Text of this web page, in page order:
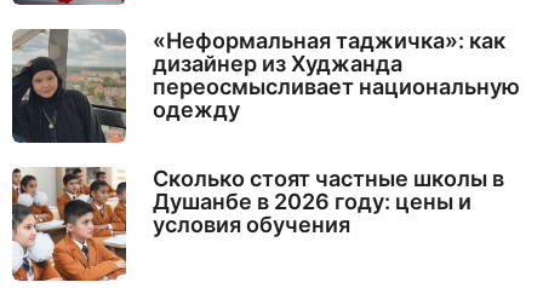
«Неформальная таджичка»: как
дизайнер из Худжанда
переосмысливает национальную
одежду
Сколько стоят частные школы в
Душанбе в 2026 году: цены и
условия обучения